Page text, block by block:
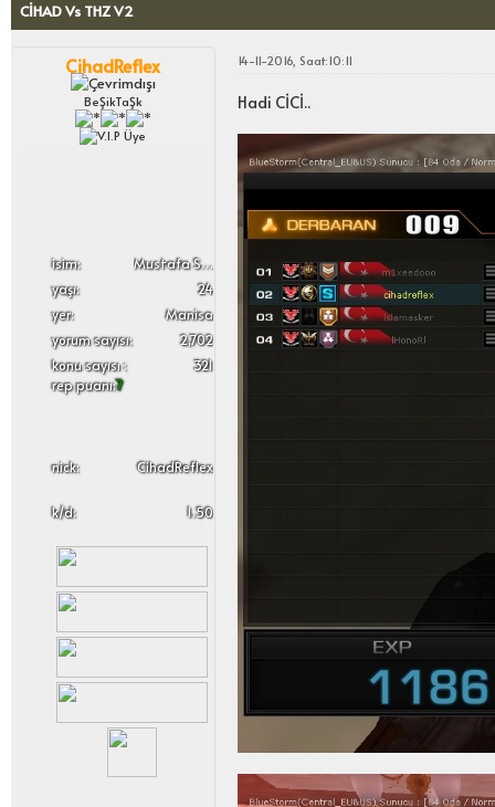
CİHAD Vs THZ V2
CihadReflex
BeŞikTaŞk
i̇sim:
Mustafa Sergen
yaşı:
24
yer:
Manisa
yorum sayısı:
2,702
konu sayısı :
321
rep puanı:7
nick: CihadReflex
k/d: 1.50
14-11-2016, Saat:10:11
Hadi CİCİ..